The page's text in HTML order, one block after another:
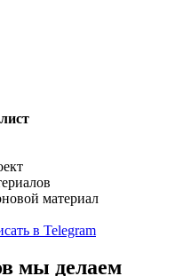
материал
в Telegram
мы делаем